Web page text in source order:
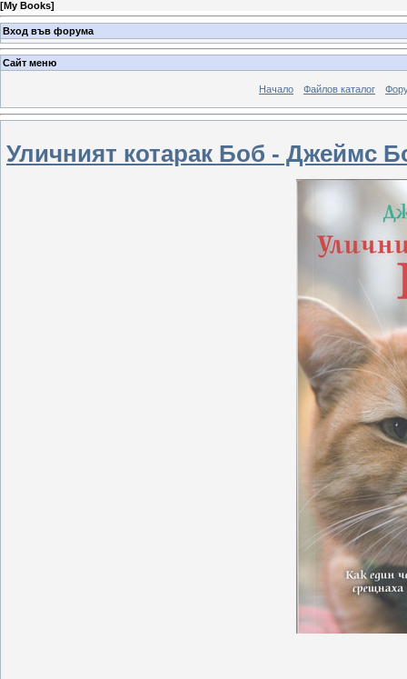
[My Books]
Вход във форума
Сайт меню
Начало Файлов каталог
Уличният котарак Боб - Джеймс